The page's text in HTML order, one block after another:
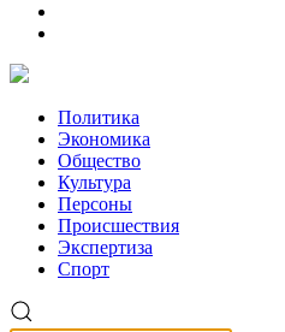
Политика
Экономика
Общество
Культура
Персоны
Происшествия
Экспертиза
Спорт